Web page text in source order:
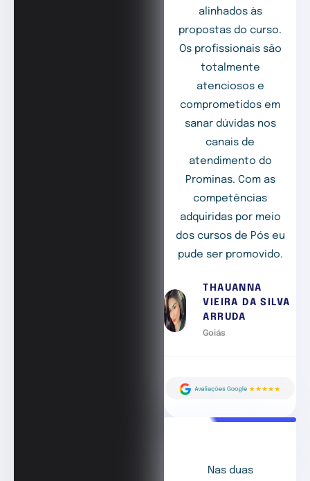
alinhados às
propostas do curso.
Os profissionais são
totalmente
atenciosos e
comprometidos em
sanar dúvidas nos
canais de
atendimento do
Prominas. Com as
competências
adquiridas por meio
dos cursos de Pós eu
pude ser promovido.
THAUANNA
VIEIRA DA SILVA
ARRUDA
Goiás
Nas duas